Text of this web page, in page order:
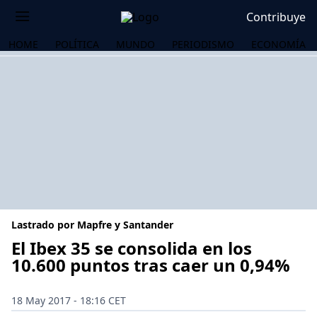
Contribuye
HOME POLÍTICA MUNDO PERIODISMO ECONOMÍA
Lastrado por Mapfre y Santander
El Ibex 35 se consolida en los
10.600 puntos tras caer un 0,94%
18 May 2017 - 18:16 CET